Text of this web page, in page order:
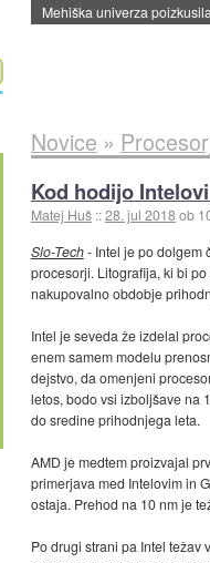
Evropska vesoljska
Novice »
Kod hodijo
Matej Huš ::28. jul 2018ob
Slo-Tech- Intel je po dolgem
procesorji. Litografija, ki bi
nakupovalno obdobje
Intel je seveda že izdelal
enem samem modelu
dejstvo, da omenjeni
letos, bodo vsi izboljšave na
do sredine prihodnjega leta.
AMD je medtem proizvajal
primerjava med Intelovim in
ostaja. Prehod na 10 nm je
Po drugi strani pa Intel